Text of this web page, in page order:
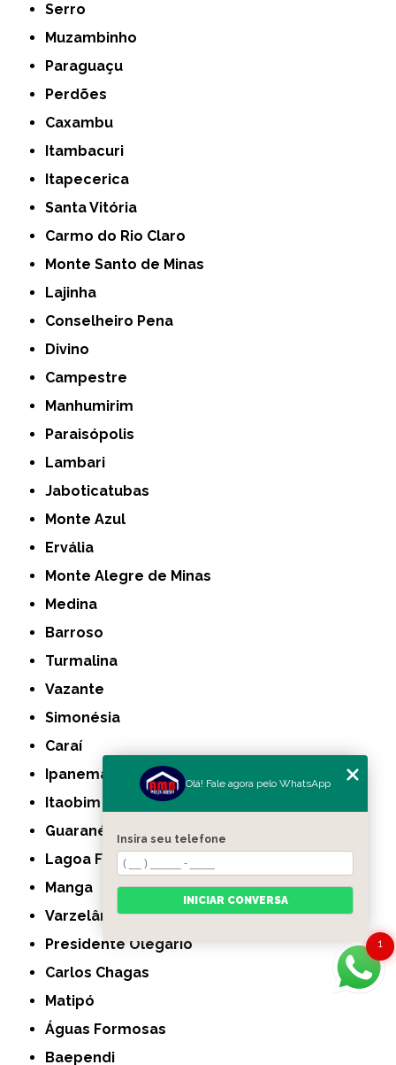
Serro
Muzambinho
Paraguaçu
Perdões
Caxambu
Itambacuri
Itapecerica
Santa Vitória
Carmo do Rio Claro
Monte Santo de Minas
Lajinha
Conselheiro Pena
Divino
Campestre
Manhumirim
Paraisópolis
Lambari
Jaboticatubas
Monte Azul
Ervália
Monte Alegre de Minas
Medina
Barroso
Turmalina
Vazante
Simonésia
Caraí
Ipanema
Itaobim
Guaranésia
Lagoa Formosa
Manga
Varzelândia
Presidente Olegário
Carlos Chagas
Matipó
Águas Formosas
Baependi
1
Olá! Fale agora pelo WhatsApp
Insira seu telefone
INICIAR CONVERSA